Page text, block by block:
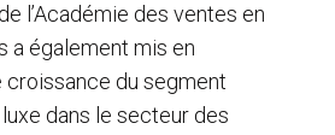
l’Académie des ventes en
a également mis en
croissance du segment
dans le secteur des